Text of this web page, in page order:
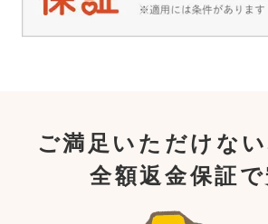
ご満足いただけない
全額返金保証